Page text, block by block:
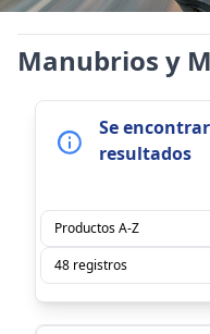
Manubrios y
Se
resultados